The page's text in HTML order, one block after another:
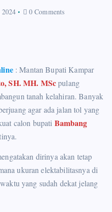
2024 0 Comments
: Mantan Bupati Kampar
SH. MH. MScpulang
tanah kelahiran. Banyak
agar ada jalan tol yang
calon bupati Bambang
dirinya akan tetap
ukuran elektabilitasnya di
yang sudah dekat jelang